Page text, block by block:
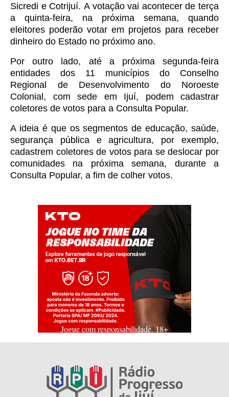
Sicredi e Cotrijuí. A votação vai acontecer de terça
a quinta-feira, na próxima semana, quando
eleitores poderão votar em projetos para receber
dinheiro do Estado no próximo ano.
Por outro lado, até a próxima segunda-feira
entidades dos 11 municípios do Conselho
Regional de Desenvolvimento do Noroeste
Colonial, com sede em Ijuí, podem cadastrar
coletores de votos para a Consulta Popular.
A ideia é que os segmentos de educação, saúde,
segurança pública e agricultura, por exemplo,
cadastrem coletores de votos para se deslocar por
comunidades na próxima semana, durante a
Consulta Popular, a fim de colher votos.
Jogue com responsabilidade. 18+